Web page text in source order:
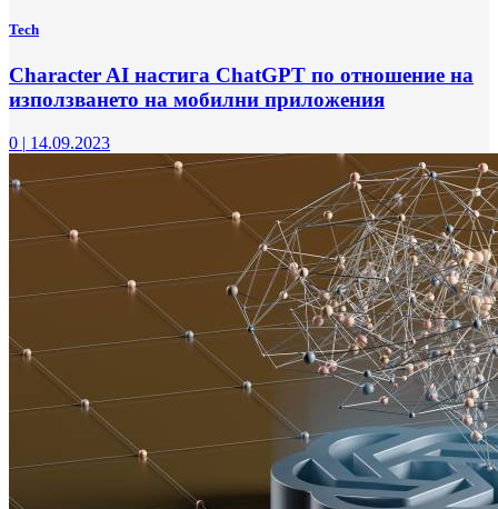
Tech
Character AI настига ChatGPT по отношение на
използването на мобилни приложения
0 | 14.09.2023